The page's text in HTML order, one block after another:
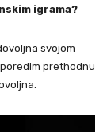
igrama?
svojom
prethodnu